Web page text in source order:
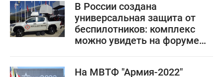
В России создана
универсальная защита от
беспилотников: комплекс
можно увидеть на форуме
На МВТФ "Армия-2022"